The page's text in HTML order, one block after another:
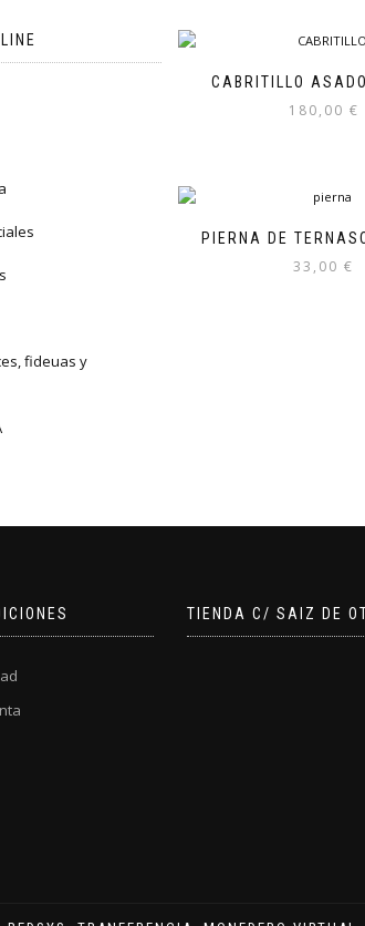
CABRITILLO
180,00 €
PIERNA DE
33,00€
fideuas y
TIENDA C/ SAIZ DE